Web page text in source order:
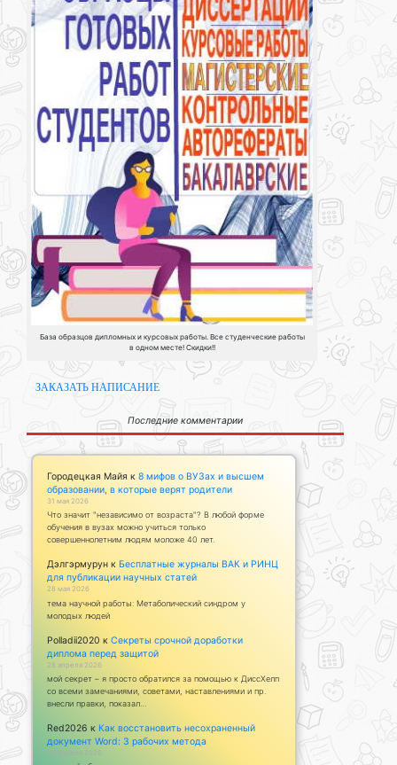
База образцов дипломных и курсовых работы. Все студенческие работы
в одном месте! Скидки!!
ЗАКАЗАТЬ НАПИСАНИЕ
Последние комментарии
Городецкая Майя к 8 мифов о ВУЗах и высшем
образовании, в которые верят родители
31 мая 2026
Что значит "независимо от возраста"? В любой форме
обучения в вузах можно учиться только
совершеннолетним людям моложе 40 лет.
Дэлгэрмурун к Бесплатные журналы ВАК и РИНЦ
для публикации научных статей
28 мая 2026
тема научной работы: Метаболический синдром у
молодых людей
Polladii2020 к Секреты срочной доработки
диплома перед защитой
28 апреля 2026
мой секрет – я просто обратился за помощью к ДиссХелп
со всеми замечаниями, советами, наставлениями и пр.
внесли правки, показал…
Red2026 к Как восстановить несохраненный
документ Word: 3 рабочих метода
23 апреля 2026